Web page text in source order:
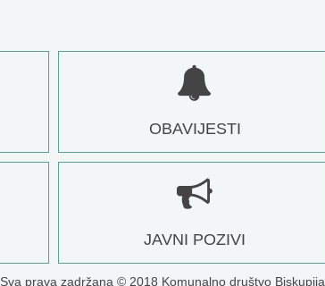
OBAVIJESTI
JAVNI POZIVI
Sva prava zadržana © 2018 Komunalno društvo Biskupija